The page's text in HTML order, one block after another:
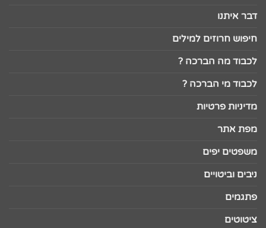
דבר איתנו
חיפוש חרוזים למילים
לכבוד מה הברכה ?
לכבוד מי הברכה ?
מדיניות פרטיות
מפת אתר
משפטים יפים
ניבים וביטויים
פתגמים
ציטוטים